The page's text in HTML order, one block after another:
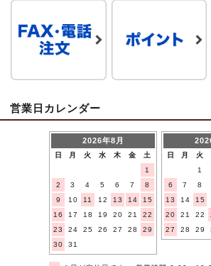
営業日カレンダー
2026年8月
日 月 火 水 木 金
土
1
2
3 4 5 6 7
8
9
10 11 12 13 14
15
16
17 18 19 20 21
22
23
24 25 26 27 28
29
30
31
日 月 火
1
6
7 8
13
14 15
20
21 22
27
28 29